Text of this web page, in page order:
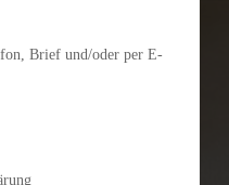
Brief und/oder per E-